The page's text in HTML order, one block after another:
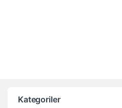
Kategoriler